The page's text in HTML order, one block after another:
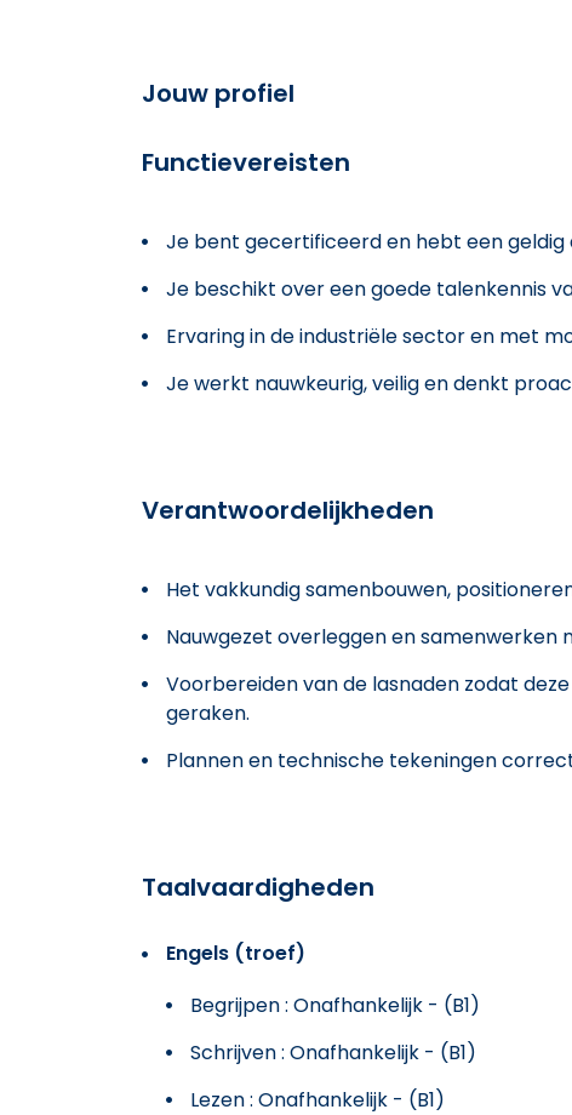
Jouw profiel
Functievereisten
Je bent gecertificeerd en hebt een
Je beschikt over een goede talenkennis
Ervaring in de industriële sector en met
Je werkt nauwkeurig, veilig en denkt
Verantwoordelijkheden
Het vakkundig samenbouwen,
Nauwgezet overleggen en samenwerken
Voorbereiden van de lasnaden zodat
geraken.
Plannen en technische tekeningen
Taalvaardigheden
Engels (troef)
Begrijpen : Onafhankelijk - (B1)
Schrijven : Onafhankelijk - (B1)
Lezen : Onafhankelijk - (B1)